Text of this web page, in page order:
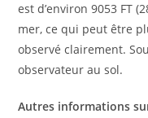
est d’environ 9053 FT
mer, ce qui peut être
observé clairement.
observateur au sol.
Autres informations